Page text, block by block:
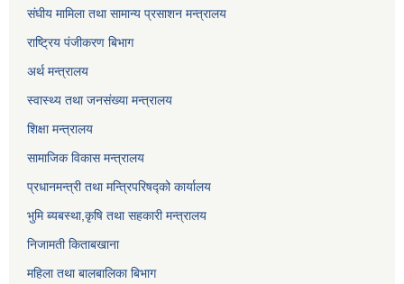
संघीय मामिला तथा सामान्य प्रसाशन मन्त्रालय
राष्ट्रिय पंजीकरण बिभाग
अर्थ मन्त्रालय
स्वास्थ्य तथा जनसंख्या मन्त्रालय
शिक्षा मन्त्रालय
सामाजिक विकास मन्त्रालय
प्रधानमन्त्री तथा मन्त्रिपरिषद्को कार्यालय
भुमि ब्यबस्था,कृषि तथा सहकारी मन्त्रालय
निजामती किताबखाना
महिला तथा बालबालिका बिभाग